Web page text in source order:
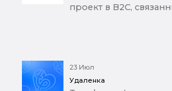
проект в B2C,
23 Июл
Удаленка